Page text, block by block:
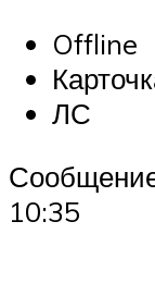
Offline
ЛС
10:35